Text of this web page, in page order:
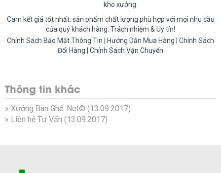
kho xưởng.
Cam kết giá tốt nhất, sản phẩm chất lượng phù hợp với mọi nhu cầu
của quý khách hàng. Trách nhiệm & Uy tín!
Chính Sách Bảo Mật Thông Tin | Hướng Dẫn Mua Hàng | Chính Sách
Đổi Hàng | Chính Sách Vận Chuyển
Thông tin khác
» Xưởng Bàn Ghế. Net© (13.09.2017)
» Liên hệ Tư Vấn (13.09.2017)